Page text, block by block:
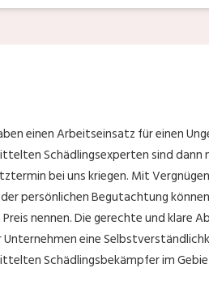
einen Arbeitseinsatz für einen
Schädlingsexperten sind dann
bei uns kriegen. Mit
persönlichen Begutachtung
Preis nennen. Die gerechte und klare
Unternehmen eine
Schädlingsbekämpfer im